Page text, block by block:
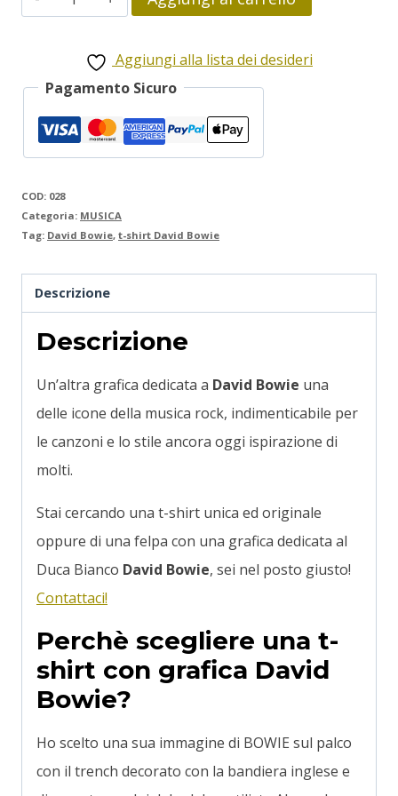
Bowie
quantità Aggiungi alla lista dei desideri
Pagamento Sicuro
COD: 028
Categoria: MUSICA
Tag: David Bowie, t-shirt David Bowie
Descrizione
Descrizione
Un’altra grafica dedicata a David Bowie una
delle icone della musica rock, indimenticabile per
le canzoni e lo stile ancora oggi ispirazione di
molti.
Stai cercando una t-shirt unica ed originale
oppure di una felpa con una grafica dedicata al
Duca Bianco David Bowie, sei nel posto giusto!
Contattaci!
Perchè scegliere una t-
shirt con grafica David
Bowie?
Ho scelto una sua immagine di BOWIE sul palco
con il trench decorato con la bandiera inglese e